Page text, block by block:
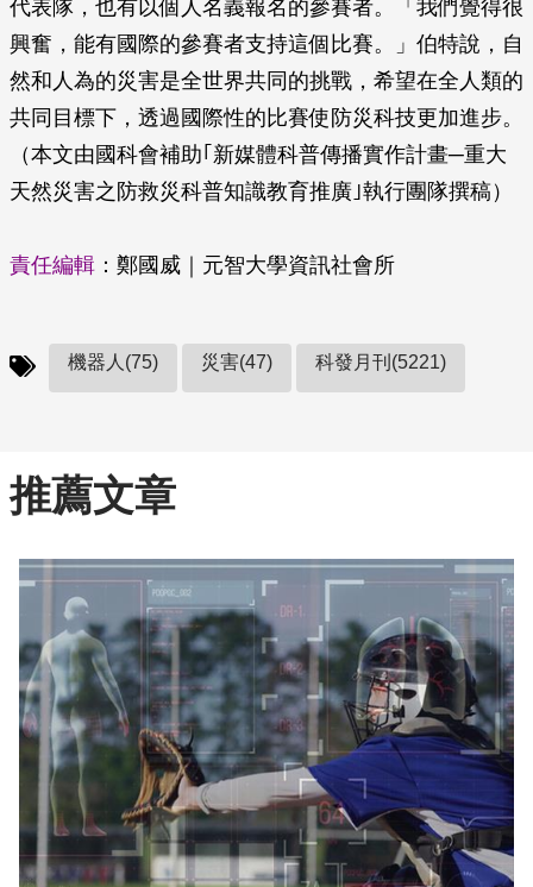
代表隊，也有以個人名義報名的參賽者。「我們覺得很
興奮，能有國際的參賽者支持這個比賽。」伯特說，自
然和人為的災害是全世界共同的挑戰，希望在全人類的
共同目標下，透過國際性的比賽使防災科技更加進步。
（本文由國科會補助｢新媒體科普傳播實作計畫─重大
天然災害之防救災科普知識教育推廣｣執行團隊撰稿）
責任編輯 ：鄭國威｜元智大學資訊社會所
機器人(75) 災害(47) 科發月刊(5221)
推薦文章